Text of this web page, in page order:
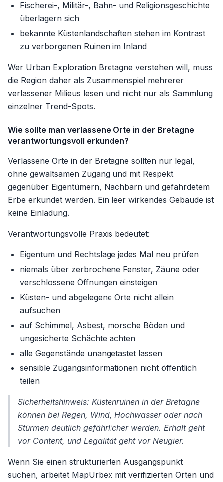
Fischerei-, Militär-, Bahn- und Religionsgeschichte
überlagern sich
bekannte Küstenlandschaften stehen im Kontrast
zu verborgenen Ruinen im Inland
Wer Urban Exploration Bretagne verstehen will, muss
die Region daher als Zusammenspiel mehrerer
verlassener Milieus lesen und nicht nur als Sammlung
einzelner Trend-Spots.
Wie sollte man verlassene Orte in der Bretagne
verantwortungsvoll erkunden?
Verlassene Orte in der Bretagne sollten nur legal,
ohne gewaltsamen Zugang und mit Respekt
gegenüber Eigentümern, Nachbarn und gefährdetem
Erbe erkundet werden. Ein leer wirkendes Gebäude ist
keine Einladung.
Verantwortungsvolle Praxis bedeutet:
Eigentum und Rechtslage jedes Mal neu prüfen
niemals über zerbrochene Fenster, Zäune oder
verschlossene Öffnungen einsteigen
Küsten- und abgelegene Orte nicht allein
aufsuchen
auf Schimmel, Asbest, morsche Böden und
ungesicherte Schächte achten
alle Gegenstände unangetastet lassen
sensible Zugangsinformationen nicht öffentlich
teilen
Sicherheitshinweis: Küstenruinen in der Bretagne
können bei Regen, Wind, Hochwasser oder nach
Stürmen deutlich gefährlicher werden. Erhalt geht
vor Content, und Legalität geht vor Neugier.
Wenn Sie einen strukturierten Ausgangspunkt
suchen, arbeitet MapUrbex mit verifizierten Orten und